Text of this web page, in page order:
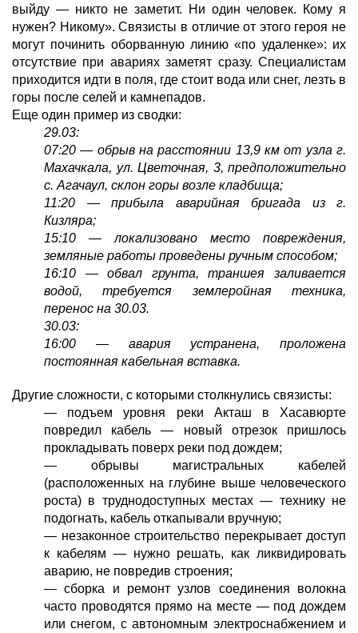
выйду — никто не заметит. Ни один человек. Кому я
нужен? Никому». Связисты в отличие от этого героя не
могут починить оборванную линию «по удаленке»: их
отсутствие при авариях заметят сразу. Специалистам
приходится идти в поля, где стоит вода или снег, лезть в
горы после селей и камнепадов.
Еще один пример из сводки:
29.03:
07:20 — обрыв на расстоянии 13,9 км от узла г.
Махачкала, ул. Цветочная, 3, предположительно
с. Агачаул, склон горы возле кладбища;
11:20 — прибыла аварийная бригада из г.
Кизляра;
15:10 — локализовано место повреждения,
земляные работы проведены ручным способом;
16:10 — обвал грунта, траншея заливается
водой, требуется землеройная техника,
перенос на 30.03.
30.03:
16:00 — авария устранена, проложена
постоянная кабельная вставка.
Другие сложности, с которыми столкнулись связисты:
— подъем уровня реки Акташ в Хасавюрте
повредил кабель — новый отрезок пришлось
прокладывать поверх реки под дождем;
— обрывы магистральных кабелей
(расположенных на глубине выше человеческого
роста) в труднодоступных местах — технику не
подогнать, кабель откапывали вручную;
— незаконное строительство перекрывает доступ
к кабелям — нужно решать, как ликвидировать
аварию, не повредив строения;
— сборка и ремонт узлов соединения волокна
часто проводятся прямо на месте — под дождем
или снегом, с автономным электроснабжением и